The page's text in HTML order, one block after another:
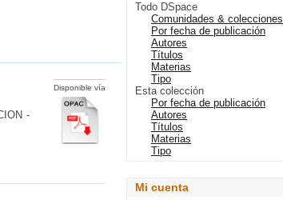
Disponible vía
-
Todo DSpace
Comunidades & colecciones
Por fecha de publicación
Autores
Títulos
Materias
Tipo
Esta colección
Por fecha de publicación
Autores
Títulos
Materias
Tipo
Mi cuenta